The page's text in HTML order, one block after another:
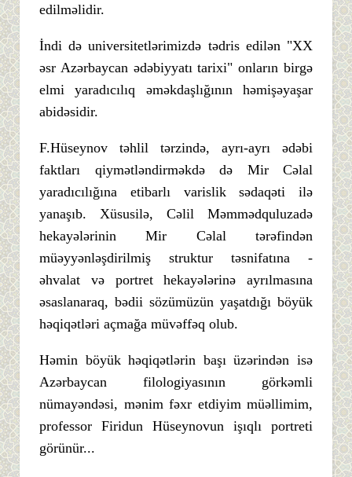
edilməlidir.
İndi də universitetlərimizdə tədris edilən "XX
əsr Azərbaycan ədəbiyyatı tarixi" onların birgə
elmi yaradıcılıq əməkdaşlığının həmişəyaşar
abidəsidir.
F.Hüseynov təhlil tərzində, ayrı-ayrı ədəbi
faktları qiymətləndirməkdə də Mir Cəlal
yaradıcılığına etibarlı varislik sədaqəti ilə
yanaşıb. Xüsusilə, Cəlil Məmmədquluzadə
hekayələrinin Mir Cəlal tərəfindən
müəyyənləşdirilmiş struktur təsnifatına -
əhvalat və portret hekayələrinə ayrılmasına
əsaslanaraq, bədii sözümüzün yaşatdığı böyük
həqiqətləri açmağa müvəffəq olub.
Həmin böyük həqiqətlərin başı üzərindən isə
Azərbaycan filologiyasının görkəmli
nümayəndəsi, mənim fəxr etdiyim müəllimim,
professor Firidun Hüseynovun işıqlı portreti
görünür...